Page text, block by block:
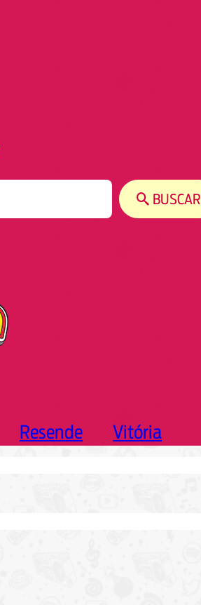
BUSCAR
Resende Vitória